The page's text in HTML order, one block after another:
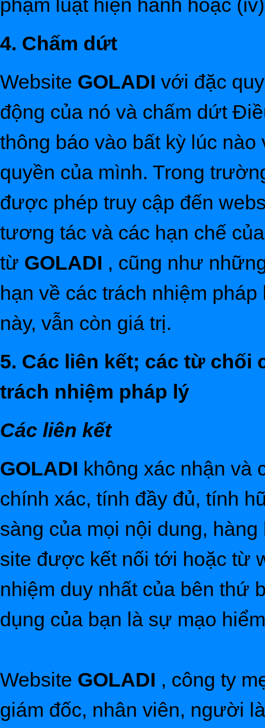
phạm luật hiện hành hoặc
4. Chấm dứt
Website GOLADI với đặc
động của nó và chấm dứt
thông báo vào bất kỳ lúc
quyền của mình. Trong
được phép truy cập đến
tương tác và các hạn chế
từ GOLADI , cũng như
hạn về các trách nhiệm
này, vẫn còn giá trị.
5. Các liên kết; các từ chối
trách nhiệm pháp lý
Các liên kết
GOLADI không xác nhận và
chính xác, tính đầy đủ, tính
sàng của mọi nội dung,
site được kết nối tới hoặc từ
nhiệm duy nhất của bên thứ
dụng của bạn là sự mạo
Website GOLADI , công ty
giám đốc, nhân viên, người